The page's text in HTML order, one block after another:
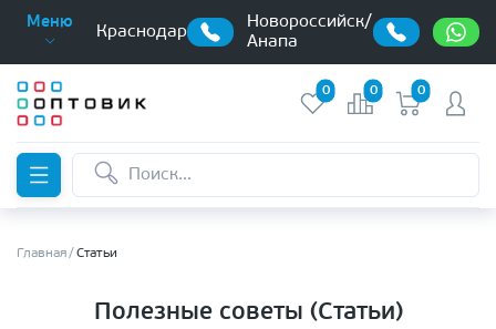
Меню
Краснодар
Новороссийск/
Анапа
0 0 0
Главная Статьи
Полезные советы (Статьи)